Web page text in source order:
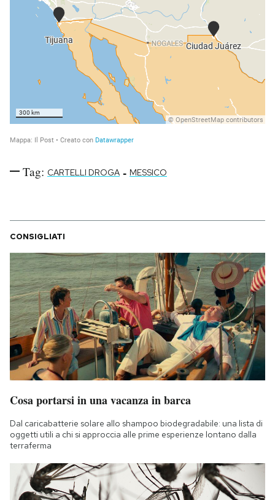
Tag: CARTELLI DROGA - MESSICO
CONSIGLIATI
Cosa portarsi in una vacanza in barca
Dal caricabatterie solare allo shampoo biodegradabile: una lista di
oggetti utili a chi si approccia alle prime esperienze lontano dalla
terraferma